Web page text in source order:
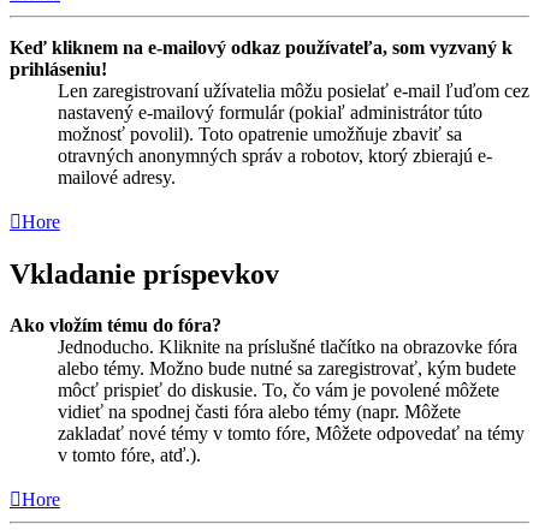
Keď kliknem na e-mailový odkaz používateľa, som vyzvaný k
prihláseniu!
Len zaregistrovaní užívatelia môžu posielať e-mail ľuďom cez
nastavený e-mailový formulár (pokiaľ administrátor túto
možnosť povolil). Toto opatrenie umožňuje zbaviť sa
otravných anonymných správ a robotov, ktorý zbierajú e-
mailové adresy.
Hore
Vkladanie príspevkov
Ako vložím tému do fóra?
Jednoducho. Kliknite na príslušné tlačítko na obrazovke fóra
alebo témy. Možno bude nutné sa zaregistrovať, kým budete
môcť prispieť do diskusie. To, čo vám je povolené môžete
vidieť na spodnej časti fóra alebo témy (napr. Môžete
zakladať nové témy v tomto fóre, Môžete odpovedať na témy
v tomto fóre, atď.).
Hore